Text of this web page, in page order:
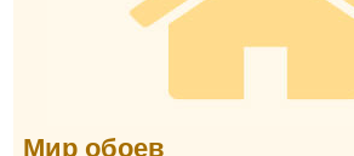
Мир обоев